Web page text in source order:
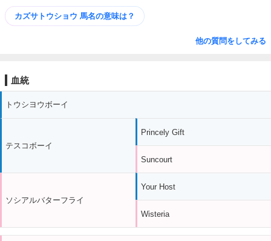
カズサトウショウ 馬名の意味は？
他の質問をしてみる
血統
トウシヨウボーイ
テスコボーイ
ソシアルバターフライ
Princely Gift
Suncourt
Your Host
Wisteria